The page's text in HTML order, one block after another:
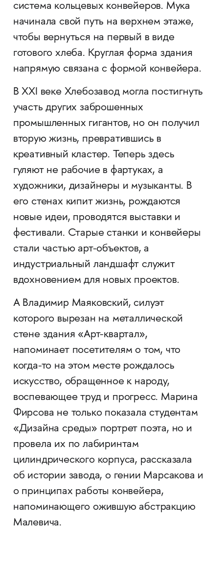
система кольцевых конвейеров. Мука
начинала свой путь на верхнем этаже,
чтобы вернуться на первый в виде
готового хлеба. Круглая форма здания
напрямую связана с формой конвейера.
В XXI веке Хлебозавод могла постигнуть
участь других заброшенных
промышленных гигантов, но он получил
вторую жизнь, превратившись в
креативный кластер. Теперь здесь
гуляют не рабочие в фартуках, а
художники, дизайнеры и музыканты. В
его стенах кипит жизнь, рождаются
новые идеи, проводятся выставки и
фестивали. Старые станки и конвейеры
стали частью арт-объектов, а
индустриальный ландшафт служит
вдохновением для новых проектов.
А Владимир Маяковский, силуэт
которого вырезан на металлической
стене здания «Арт-квартал»,
напоминает посетителям о том, что
когда-то на этом месте рождалось
искусство, обращенное к народу,
воспевающее труд и прогресс. Марина
Фирсова не только показала студентам
«‎Дизайна среды»‎ портрет поэта, но и
провела их по лабиринтам
цилиндрического корпуса, рассказала
об истории завода, о гении Марсакова и
о принципах работы конвейера,
напоминающего ожившую абстракцию
Малевича.